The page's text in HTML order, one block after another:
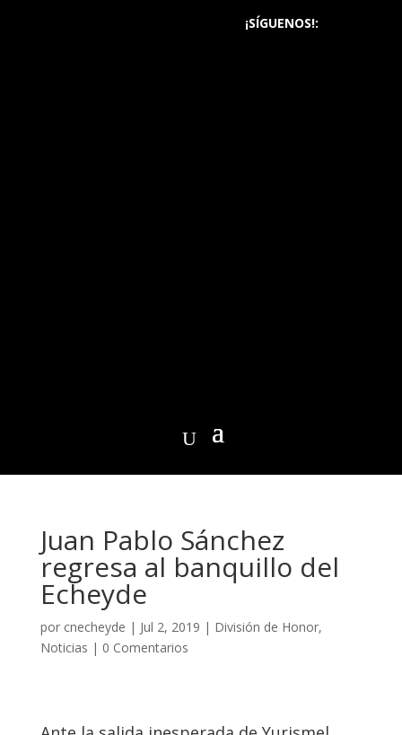
¡SÍGUENOS!:
Juan Pablo Sánchez
regresa al banquillo del
Echeyde
por cnecheyde | Jul 2, 2019 | División de Honor,
Noticias | 0 Comentarios